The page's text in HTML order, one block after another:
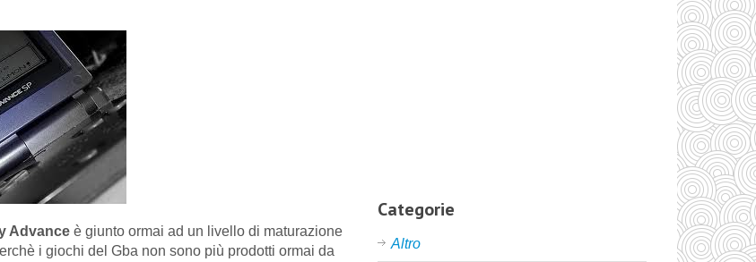
Advance è giunto ormai ad un livello di maturazione
i giochi del Gba non sono più prodotti ormai da
Categorie
Altro